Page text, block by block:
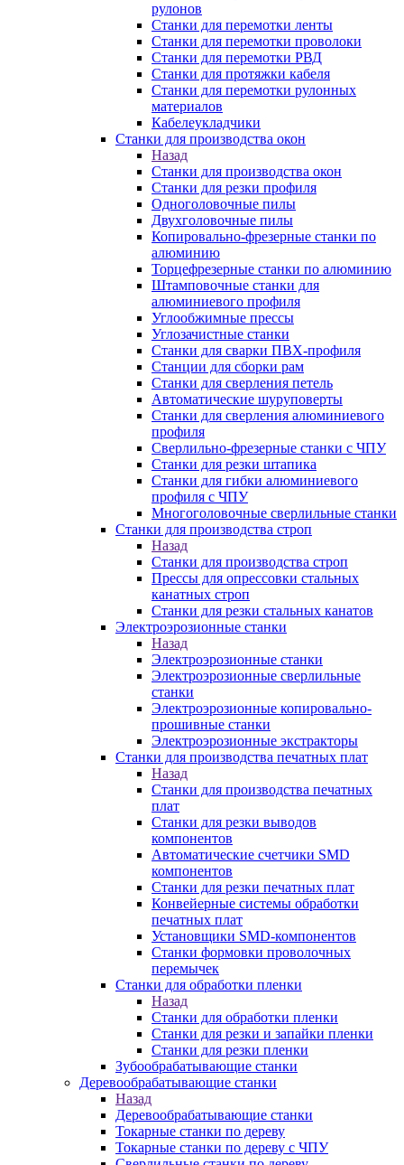
рулонов
Станки для перемотки ленты
Станки для перемотки проволоки
Станки для перемотки РВД
Станки для протяжки кабеля
Станки для перемотки рулонных
материалов
Кабелеукладчики
Станки для производства окон
Назад
Станки для производства окон
Станки для резки профиля
Одноголовочные пилы
Двухголовочные пилы
Копировально-фрезерные станки по
алюминию
Торцефрезерные станки по алюминию
Штамповочные станки для
алюминиевого профиля
Углообжимные прессы
Углозачистные станки
Станки для сварки ПВХ-профиля
Станции для сборки рам
Станки для сверления петель
Автоматические шуруповерты
Станки для сверления алюминиевого
профиля
Сверлильно-фрезерные станки с ЧПУ
Станки для резки штапика
Станки для гибки алюминиевого
профиля с ЧПУ
Многоголовочные сверлильные станки
Станки для производства строп
Назад
Станки для производства строп
Прессы для опрессовки стальных
канатных строп
Станки для резки стальных канатов
Электроэрозионные станки
Назад
Электроэрозионные станки
Электроэрозионные сверлильные
станки
Электроэрозионные копировально-
прошивные станки
Электроэрозионные экстракторы
Станки для производства печатных плат
Назад
Станки для производства печатных
плат
Станки для резки выводов
компонентов
Автоматические счетчики SMD
компонентов
Станки для резки печатных плат
Конвейерные системы обработки
печатных плат
Установщики SMD-компонентов
Станки формовки проволочных
перемычек
Станки для обработки пленки
Назад
Станки для обработки пленки
Станки для резки и запайки пленки
Станки для резки пленки
Зубообрабатывающие станки
Деревообрабатывающие станки
Назад
Деревообрабатывающие станки
Токарные станки по дереву
Токарные станки по дереву с ЧПУ